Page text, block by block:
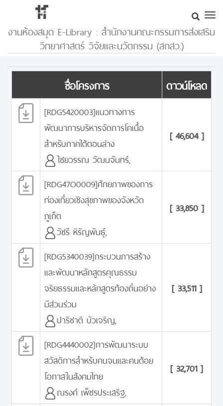
งานห้องสมุด E-Library : สำนักงานคณะกรรมการส่งเสริม
วิทยาศาสตร์ วิจัยและนวัตกรรม (สกสว.)
ชื่อโครงการ ดาวน์โหลด
[RDG5420003]แนวทางการ
พัฒนาการบริหารจัดการโคเนื้อ
สำหรับภาคใต้ตอนล่าง
ไชยวรรณ วัฒนจันทร์,
[ 46,604 ]
[RDG47O0009]ศักยภาพของการ
ท่องเที่ยวเชิงสุขภาพของจังหวัด
ภูเก็ต
วัชรี หิรัญพันธุ์,
[ 33,850 ]
[RDG5340039]กระบวนการสร้าง
และพัฒนาหลักสูตรคุณธรรม
จริยธรรมและหลักสูตรท้องถิ่นอย่าง
มีส่วนร่วม
ปาริชาติ บัวเจริญ,
[ 33,511 ]
[RDG4440002]การพัฒนาระบบ
สวัสดิการสำหรับคนจนและคนด้อย
โอกาสในสังคมไทย
ณรงค์ เพ็ชรประเสริฐ,
[ 32,701 ]